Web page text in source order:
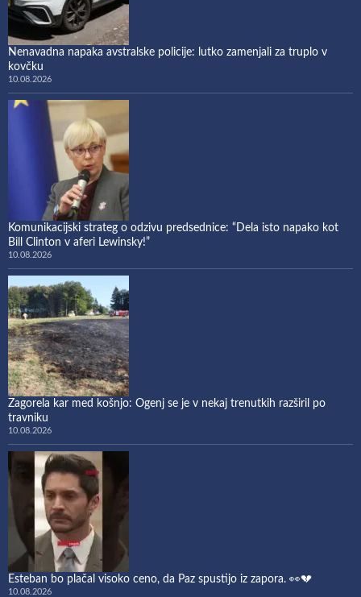
Nenavadna napaka avstralske policije: lutko zamenjali za truplo v
kovčku
10.08.2026
Komunikacijski strateg o odzivu predsednice: “Dela isto napako kot
Bill Clinton v aferi Lewinsky!”
10.08.2026
Zagorela kar med košnjo: Ogenj se je v nekaj trenutkih razširil po
travniku
10.08.2026
Esteban bo plačal visoko ceno, da Paz spustijo iz zapora. 👀💔
10.08.2026